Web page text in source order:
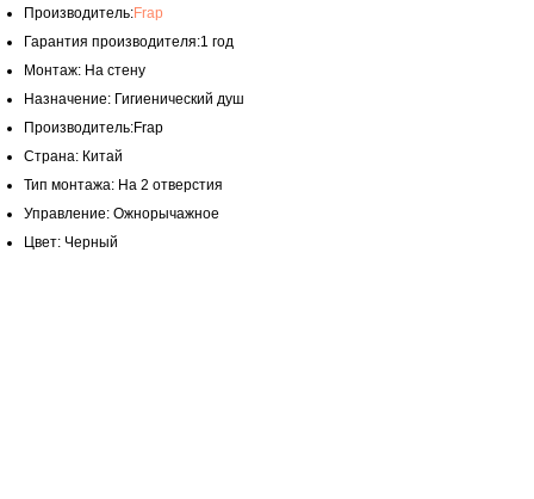
Производитель:Frap
Гарантия производителя:1 год
Монтаж: На стену
Назначение: Гигиенический душ
Производитель:Frap
Страна: Китай
Тип монтажа: На 2 отверстия
Управление: Ожнорычажное
Цвет: Черный